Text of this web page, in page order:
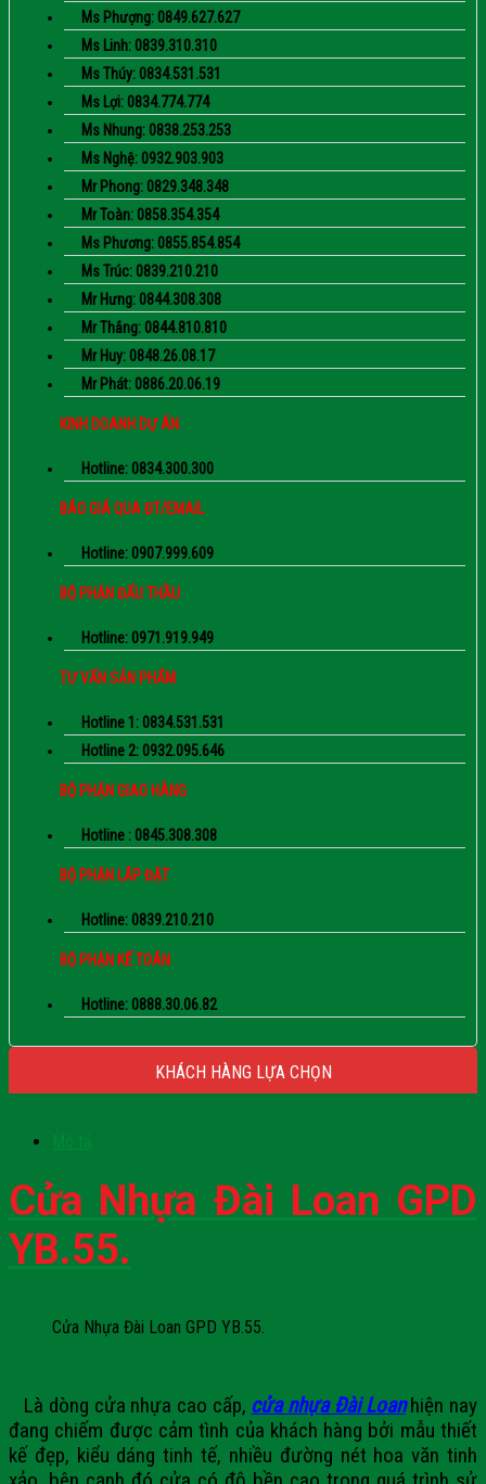
Ms Phượng: 0849.627.627
Ms Linh: 0839.310.310
Ms Thúy: 0834.531.531
Ms Lợi: 0834.774.774
Ms Nhung: 0838.253.253
Ms Nghệ: 0932.903.903
Mr Phong: 0829.348.348
Mr Toàn: 0858.354.354
Ms Phương: 0855.854.854
Ms Trúc: 0839.210.210
Mr Hưng: 0844.308.308
Mr Thắng: 0844.810.810
Mr Huy: 0848.26.08.17
Mr Phát: 0886.20.06.19
KINH DOANH DỰ ÁN
Hotline: 0834.300.300
BÁO GIÁ QUA ĐT/EMAIL
Hotline: 0907.999.609
BỘ PHẬN ĐẤU THẦU
Hotline: 0971.919.949
TƯ VẤN SẢN PHẨM
Hotline 1: 0834.531.531
Hotline 2: 0932.095.646
BỘ PHẬN GIAO HÀNG
Hotline : 0845.308.308
BỘ PHẬN LẮP ĐẶT
Hotline: 0839.210.210
BỘ PHẬN KẾ TOÁN
Hotline: 0888.30.06.82
KHÁCH HÀNG LỰA CHỌN
Cửa Nhựa Đài Loan GPD
YB.55.
Cửa Nhựa Đài Loan GPD YB.55.
Là dòng cửa nhựa cao cấp, cửa nhựa Đài Loanhiện nay
đang chiếm được cảm tình của khách hàng bởi mẫu thiết
kế đẹp, kiểu dáng tinh tế, nhiều đường nét hoa văn tinh